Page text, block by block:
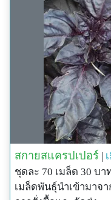
สกายสแครปเปอร์ |
ชุดละ 70 เมล็ด 30 บา
เมล็ดพันธุ์นำเข้ามาจ